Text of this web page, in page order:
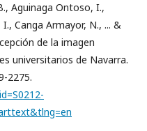
Aguinaga Ontoso, I.,
Canga Armayor, N., ... &
de la imagen
universitarios de Navarra.
2275.